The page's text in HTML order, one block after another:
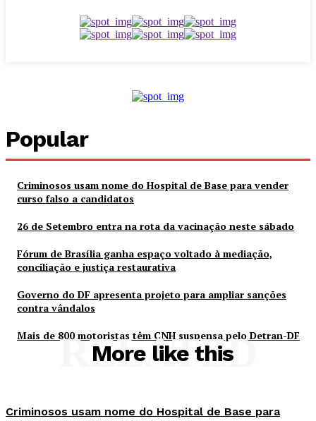
Popular
Criminosos usam nome do Hospital de Base para vender
curso falso a candidatos
26 de Setembro entra na rota da vacinação neste sábado
Fórum de Brasília ganha espaço voltado à mediação,
conciliação e justiça restaurativa
Governo do DF apresenta projeto para ampliar sanções
contra vândalos
Mais de 800 motoristas têm CNH suspensa pelo Detran-DF
More like this
RELATED
Criminosos usam nome do Hospital de Base para